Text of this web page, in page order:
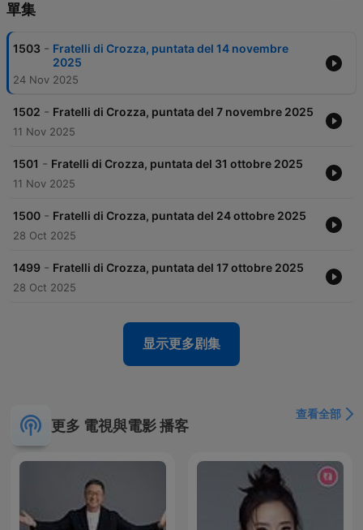
單集
1503 - Fratelli di Crozza, puntata del 14 novembre
2025
24 Nov 2025
1502 - Fratelli di Crozza, puntata del 7 novembre 2025
11 Nov 2025
1501 - Fratelli di Crozza, puntata del 31 ottobre 2025
11 Nov 2025
1500 - Fratelli di Crozza, puntata del 24 ottobre 2025
28 Oct 2025
1499 - Fratelli di Crozza, puntata del 17 ottobre 2025
28 Oct 2025
显示更多剧集
更多 電視與電影 播客
查看全部